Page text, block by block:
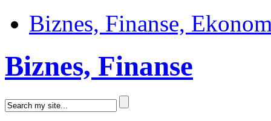
Biznes, Finanse,
Biznes, Finanse